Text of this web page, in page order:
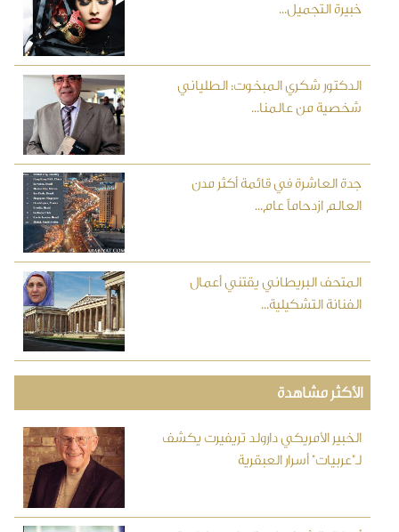
خبيرة التجميل...
الدكتور شكري المبخوت: الطلياني
شخصية من عالمنا...
جدة العاشرة في قائمة أكثر مدن
العالم ازدحاماً عام...
المتحف البريطاني يقتني أعمال
الفنانة التشكيلية...
الأكثر مشاهدة
الخبير الأمريكي دارولد تريفيرت يكشف
لـ"عربيات" أسرار العبقرية